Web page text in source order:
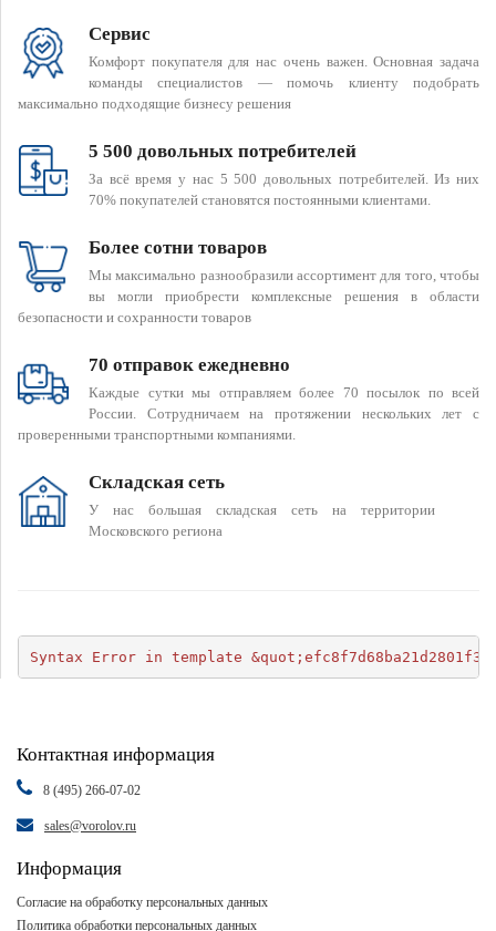
Сервис
Комфорт покупателя для нас очень важен. Основная задача
команды специалистов — помочь клиенту подобрать
максимально подходящие бизнесу решения
5 500 довольных потребителей
За всё время у нас 5 500 довольных потребителей. Из них
70% покупателей становятся постоянными клиентами.
Более сотни товаров
Мы максимально разнообразили ассортимент для того, чтобы
вы могли приобрести комплексные решения в области
безопасности и сохранности товаров
70 отправок ежедневно
Каждые сутки мы отправляем более 70 посылок по всей
России. Сотрудничаем на протяжении нескольких лет с
проверенными транспортными компаниями.
Складская сеть
У нас большая складская сеть на территории
Московского региона
Syntax Error in template
Контактная информация
8 (495) 266-07-02
sales@vorolov.ru
Информация
Согласие на обработку персональных данных
Политика обработки персональных данных